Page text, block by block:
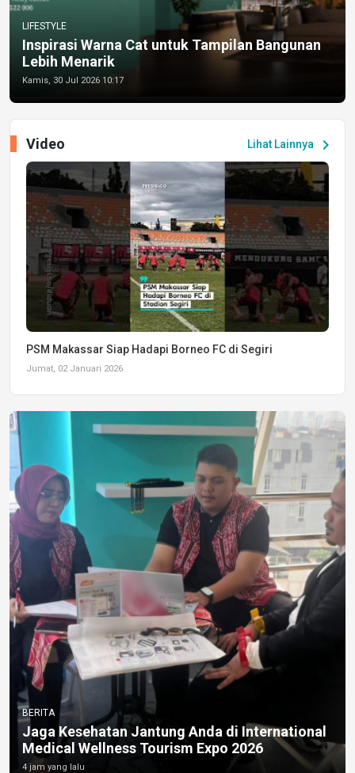
LIFESTYLE
Inspirasi Warna Cat untuk Tampilan Bangunan
Lebih Menarik
Kamis, 30 Jul 2026 10:17
Lihat Lainnya chevron_right
Video
PSM Makassar Siap Hadapi Borneo FC di Segiri
Jumat, 02 Januari 2026
BERITA
Jaga Kesehatan Jantung Anda di International
Medical Wellness Tourism Expo 2026
4 jam yang lalu